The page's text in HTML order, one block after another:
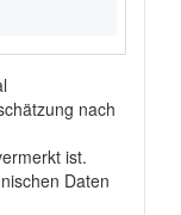
nach
ist.
Daten